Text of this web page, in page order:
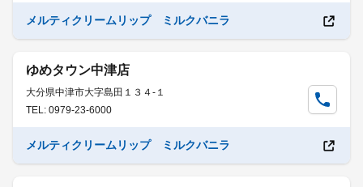
メルティクリームリップ ミルクバニラ
ゆめタウン中津店
大分県中津市大字島田１３４-１
TEL: 0979-23-6000
メルティクリームリップ ミルクバニラ